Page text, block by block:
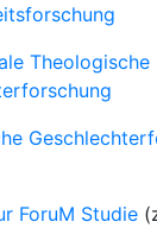
Theologische
ForuM Studie